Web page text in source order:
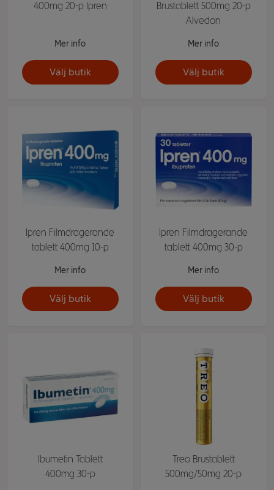
400mg 20-p Ipren
Mer info
Välj butik
Brustablett 500mg 20-p
Alvedon
Mer info
Välj butik
Ipren Filmdragerande
tablett 400mg 10-p
Mer info
Välj butik
Ipren Filmdragerande
tablett 400mg 30-p
Mer info
Välj butik
Ibumetin Tablett
400mg 30-p
Treo Brustablett
500mg/50mg 20-p